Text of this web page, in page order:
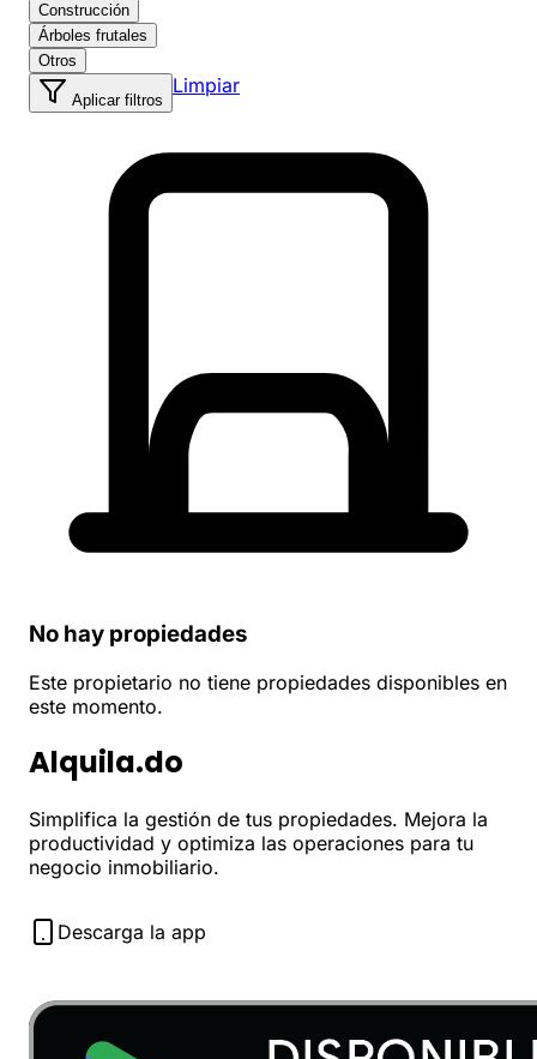
Construcción
Árboles frutales
Otros
Aplicar filtros
Limpiar
No hay propiedades
Este propietario no tiene propiedades disponibles en
este momento.
Alquila.do
Simplifica la gestión de tus propiedades. Mejora la
productividad y optimiza las operaciones para tu
negocio inmobiliario.
Descarga la app